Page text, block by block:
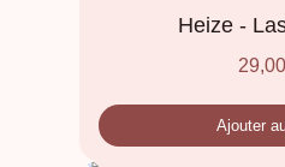
Heize -
29,00
Ajouter